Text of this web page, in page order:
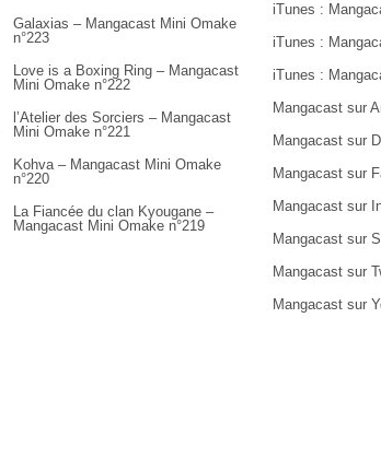
Galaxias – Mangacast Mini Omake
n°223
Love is a Boxing Ring – Mangacast
Mini Omake n°222
l’Atelier des Sorciers – Mangacast
Mini Omake n°221
Kohva – Mangacast Mini Omake
n°220
La Fiancée du clan Kyougane –
Mangacast Mini Omake n°219
iTunes :
iTunes :
iTunes :
Mangacast sur
Mangacast sur
Mangacast sur
Mangacast sur
Mangacast sur
Mangacast sur
Mangacast sur